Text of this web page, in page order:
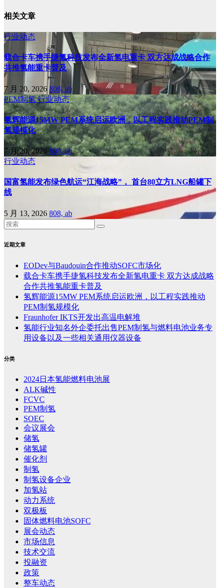
相关文章
行业动态
载合卡车携手捷氢科技发布全新氢电重卡 双方达成战略合作
共推氢能重卡普及
7 月 20, 2026808, ab
PEM制氢行业动态
氢辉能源15MW PEM系统启运欧洲，以工程实践推动PEM制
氢规模化
7 月 20, 2026808, ab
行业动态
国富氢能发布绿色航运“江海战略”， 首台80立方LNG船罐下
线
5 月 13, 2026 808, ab
近期文章
EODev与Baudouin合作推动SOFC市场化
载合卡车携手捷氢科技发布全新氢电重卡 双方达成战略
合作共推氢能重卡普及
氢辉能源15MW PEM系统启运欧洲，以工程实践推动
PEM制氢规模化
Fraunhofer IKTS开发出高温电解堆
氢能行业知名外企委托出售PEM制氢与燃料电池业务专
用设备以及一些相关通用仪器设备
分类
2024日本氢能燃料电池展
ALK碱性
FCVC
PEM制氢
SOEC
会议展会
储氢
储氢罐
催化剂
制氢
制氢设备企业
加氢站
动力系统
双极板
固体燃料电池SOFC
展会动态
市场信息
技术交流
投融资
政策
整车动态